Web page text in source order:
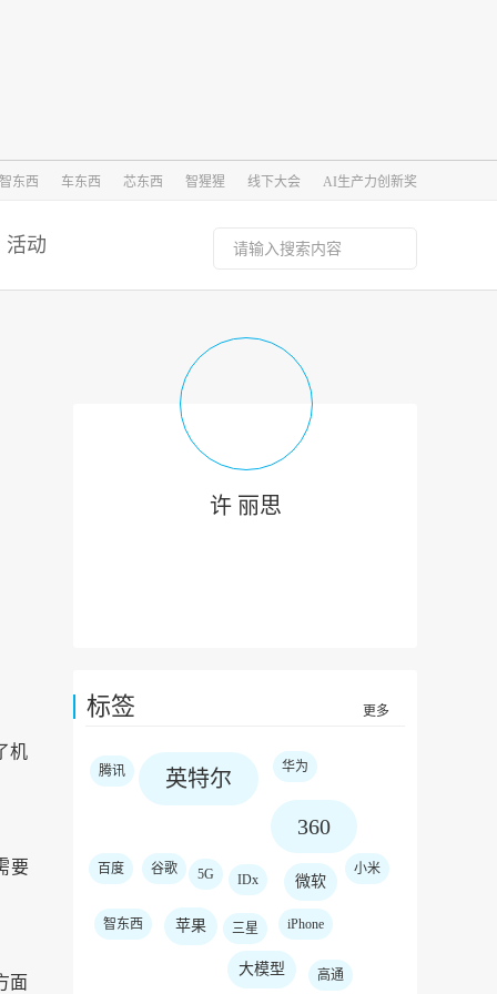
智东西 车东西 芯东西 智猩猩 线下大会 AI生产力创新奖
活动
许 丽思
标签 更多
腾讯 英特尔 华为
360
百度 谷歌 5G IDx 微软
小米
智东西 苹果 三星 iPhone
大模型 高通
机
要
面